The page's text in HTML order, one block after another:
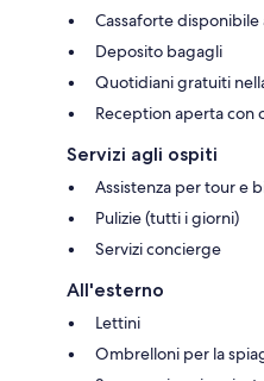
Cassaforte
Deposito bagagli
Quotidiani gratuiti
Reception aperta con
Servizi agli ospiti
Assistenza per tour e
Pulizie (tutti i giorni)
Servizi concierge
All'esterno
Lettini
Ombrelloni per la